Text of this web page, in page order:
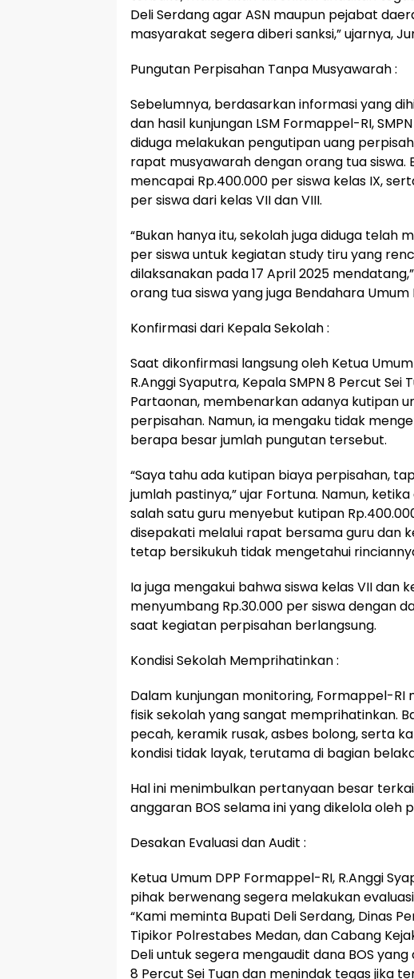
Deli Serdang agar ASN maupun pejabat
masyarakat segera diberi sanksi,” ujarnya,
Pungutan Perpisahan Tanpa Musyawarah :
Sebelumnya, berdasarkan informasi yang
dan hasil kunjungan LSM Formappel-RI,
diduga melakukan pengutipan uang
rapat musyawarah dengan orang tua siswa.
mencapai Rp.400.000 per siswa kelas IX,
per siswa dari kelas VII dan VIII.
“Bukan hanya itu, sekolah juga diduga telah
per siswa untuk kegiatan study tiru yang
dilaksanakan pada 17 April 2025
orang tua siswa yang juga Bendahara
Konfirmasi dari Kepala Sekolah :
Saat dikonfirmasi langsung oleh Ketua
R.Anggi Syaputra, Kepala SMPN 8 Percut Sei
Partaonan, membenarkan adanya kutipan
perpisahan. Namun, ia mengaku tidak
berapa besar jumlah pungutan tersebut.
“Saya tahu ada kutipan biaya perpisahan,
jumlah pastinya,” ujar Fortuna. Namun,
salah satu guru menyebut kutipan
disepakati melalui rapat bersama guru dan
tetap bersikukuh tidak mengetahui
Ia juga mengakui bahwa siswa kelas VII dan
menyumbang Rp.30.000 per siswa dengan
saat kegiatan perpisahan berlangsung.
Kondisi Sekolah Memprihatinkan :
Dalam kunjungan monitoring, Formappel-RI
fisik sekolah yang sangat memprihatinkan.
pecah, keramik rusak, asbes bolong, serta
kondisi tidak layak, terutama di bagian
Hal ini menimbulkan pertanyaan besar
anggaran BOS selama ini yang dikelola oleh
Desakan Evaluasi dan Audit :
Ketua Umum DPP Formappel-RI, R.Anggi
pihak berwenang segera melakukan
“Kami meminta Bupati Deli Serdang, Dinas
Tipikor Polrestabes Medan, dan Cabang
Deli untuk segera mengaudit dana BOS yang
8 Percut Sei Tuan dan menindak tegas jika